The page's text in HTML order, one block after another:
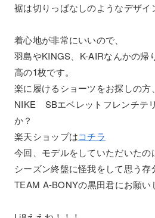
裾は切りっぱなしのようなデザイ
着心地が非常にいいので、
羽島やKINGS、K-AIRなんかの帰
高の1枚です。
楽に履けるショーツをお探しの方、
NIKE SBエベレットフレンチテ
か？
楽天ショップはコチラ
今回、モデルをしていただいたの
シーズン終盤に怪我をして思う存
TEAM A-BONYの黒田君にお願い